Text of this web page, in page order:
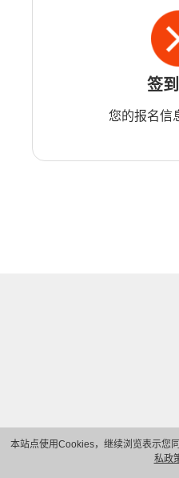
本站点使用Cookies，继续浏览表示您
私政
签
您的报名信